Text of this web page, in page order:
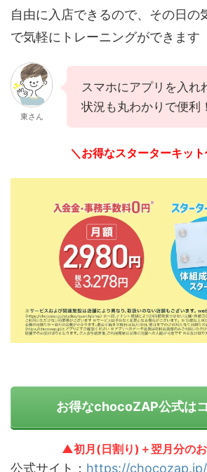
自由に入店できるので、その日の
で気軽にトレーニングができます
東さん
スマホにアプリを入れ
状況も丸わかりで便利！
＼お得なスターターキット
お得なchocoZAP公式は
▲初月(日割り)＋翌月分の
公式サイト： https://chocozap.jp/